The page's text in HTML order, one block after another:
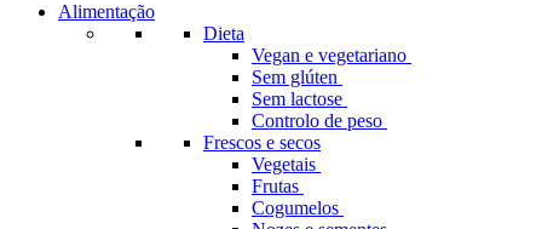
Alimentação
Dieta
Vegan e vegetariano
Sem glúten
Sem lactose
Controlo de peso
Frescos e secos
Vegetais
Frutas
Cogumelos